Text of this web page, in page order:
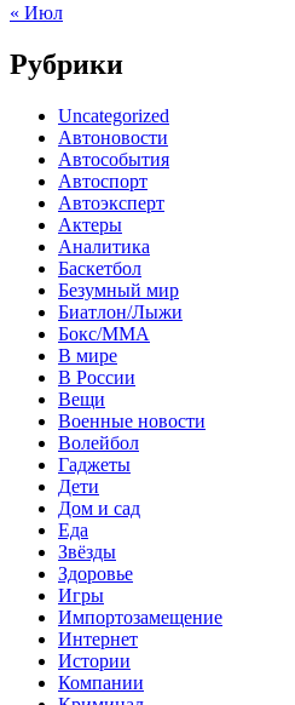
« Июл
Рубрики
Uncategorized
Автоновости
Автособытия
Автоспорт
Автоэксперт
Актеры
Аналитика
Баскетбол
Безумный мир
Биатлон/Лыжи
Бокс/MMA
В мире
В России
Вещи
Военные новости
Волейбол
Гаджеты
Дети
Дом и сад
Еда
Звёзды
Здоровье
Игры
Импортозамещение
Интернет
Истории
Компании